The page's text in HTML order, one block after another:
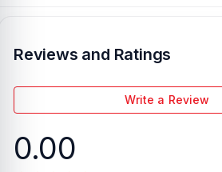
Reviews and Ratings
Write a Review
0.00